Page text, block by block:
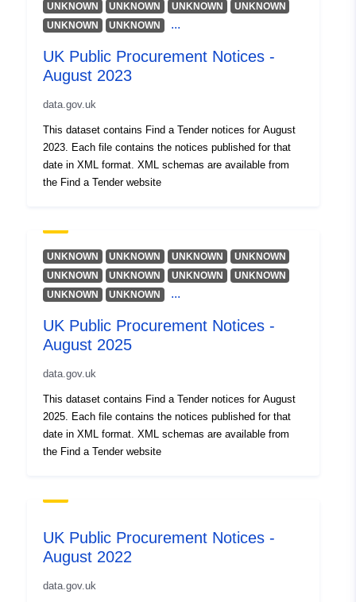
UNKNOWN
UNKNOWN UNKNOWN
UNKNOWN
UNKNOWN
UNKNOWN ...
UK Public Procurement Notices -
August 2023
data.gov.uk
This dataset contains Find a Tender notices for August
2023. Each file contains the notices published for that
date in XML format. XML schemas are available from
the Find a Tender website
UNKNOWN UNKNOWN UNKNOWN
UNKNOWN
UNKNOWN
UNKNOWN UNKNOWN
UNKNOWN
UNKNOWN
UNKNOWN ...
UK Public Procurement Notices -
August 2025
data.gov.uk
This dataset contains Find a Tender notices for August
2025. Each file contains the notices published for that
date in XML format. XML schemas are available from
the Find a Tender website
UK Public Procurement Notices -
August 2022
data.gov.uk